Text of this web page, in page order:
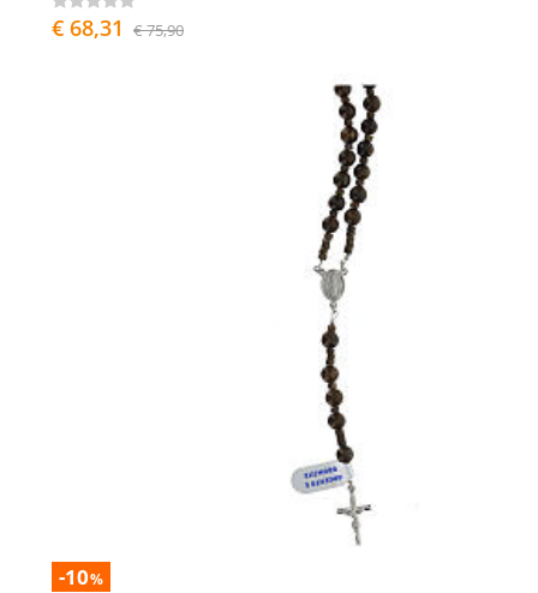
€ 68,31 € 75,90
-10%